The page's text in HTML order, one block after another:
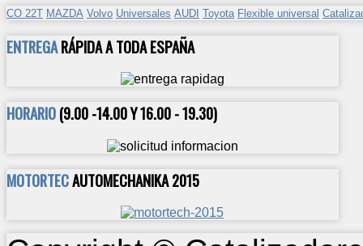
CO 22T MAZDA Volvo Universales AUDI Toyota Flexible universal
ENTREGARÁPIDA A TODA ESPAÑA
HORARIO(9.00 -14.00 Y 16.00 - 19.30)
MOTORTECAUTOMECHANIKA 2015